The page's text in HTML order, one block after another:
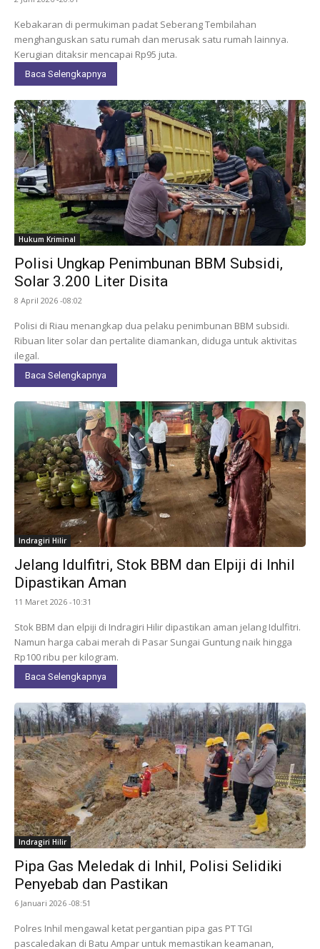
Kebakaran di permukiman padat Seberang Tembilahan
menghanguskan satu rumah dan merusak satu rumah lainnya.
Kerugian ditaksir mencapai Rp95 juta.
Baca Selengkapnya
Hukum Kriminal
Polisi Ungkap Penimbunan BBM Subsidi,
Solar 3.200 Liter Disita
8 April 2026 -08:02
Polisi di Riau menangkap dua pelaku penimbunan BBM subsidi.
Ribuan liter solar dan pertalite diamankan, diduga untuk aktivitas
ilegal.
Baca Selengkapnya
Indragiri Hilir
Jelang Idulfitri, Stok BBM dan Elpiji di Inhil
Dipastikan Aman
11 Maret 2026 -10:31
Stok BBM dan elpiji di Indragiri Hilir dipastikan aman jelang Idulfitri.
Namun harga cabai merah di Pasar Sungai Guntung naik hingga
Rp100 ribu per kilogram.
Baca Selengkapnya
Indragiri Hilir
Pipa Gas Meledak di Inhil, Polisi Selidiki
Penyebab dan Pastikan
6 Januari 2026 -08:51
Polres Inhil mengawal ketat pergantian pipa gas PT TGI
pascaledakan di Batu Ampar untuk memastikan keamanan,